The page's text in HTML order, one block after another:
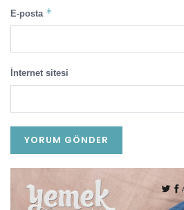
E-posta *
İnternet sitesi